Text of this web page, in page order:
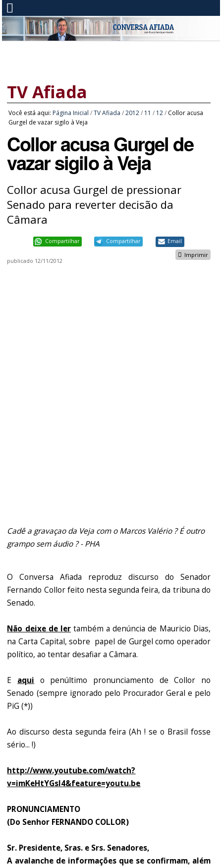
TV Afiada
Você está aqui: Página Inicial /TV Afiada /2012 / 11 / 12 / Collor acusa
Gurgel de vazar sigilo à Veja
Collor acusa Gurgel de
vazar sigilo à Veja
Collor acusa Gurgel de pressionar
Senado para reverter decisão da
Câmara
Compartilhar Compartilhar Email
Imprimir
publicado 12/11/2012
Cadê a gravaçao da Veja com o Marcos Valério ? É outro
grampo sem áudio ? - PHA
O Conversa Afiada reproduz discurso do Senador
Fernando Collor feito nesta segunda feira, da tribuna do
Senado.
Não deixe de lertambém a denúncia de Mauricio Dias,
na Carta Capital, sobre papel de Gurgel como operador
político, ao tentar desafiar a Câmara.
E aqui o penúltimo pronunciamento de Collor no
Senado (sempre ignorado pelo Procurador Geral e pelo
PiG (*))
Ao discurso desta segunda feira (Ah ! se o Brasil fosse
sério... !)
http://www.youtube.com/watch?
v=imKeHtYGsl4&feature=youtu.be
PRONUNCIAMENTO
(Do Senhor FERNANDO COLLOR)
Sr. Presidente, Sras. e Srs. Senadores,
A avalanche de informações que se confirmam, além